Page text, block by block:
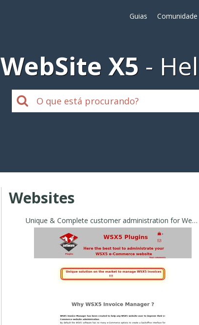
Guias Comunidade
WebSite X5
Websites
Unique & Complete customer administration for Website WSX5 + Custom Plugin payments